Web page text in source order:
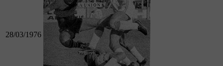
28/03/1976